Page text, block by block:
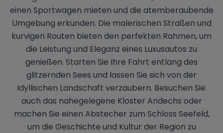
einen Sportwagen mieten und die atemberaubende
Umgebung erkunden. Die malerischen Straßen und
kurvigen Routen bieten den perfekten Rahmen, um
die Leistung und Eleganz eines Luxusautos zu
genießen. Starten Sie Ihre Fahrt entlang des
glitzernden Sees und lassen Sie sich von der
idyllischen Landschaft verzaubern. Besuchen Sie
auch das nahegelegene Kloster Andechs oder
machen Sie einen Abstecher zum Schloss Seefeld,
um die Geschichte und Kultur der Region zu